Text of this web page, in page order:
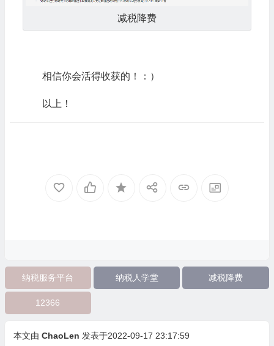
减税降费
相信你会活得收获的！：）
以上！
纳税服务平台 纳税人学堂 减税降费
12366
本文由 ChaoLen 发表于2022-09-17 23:17:59